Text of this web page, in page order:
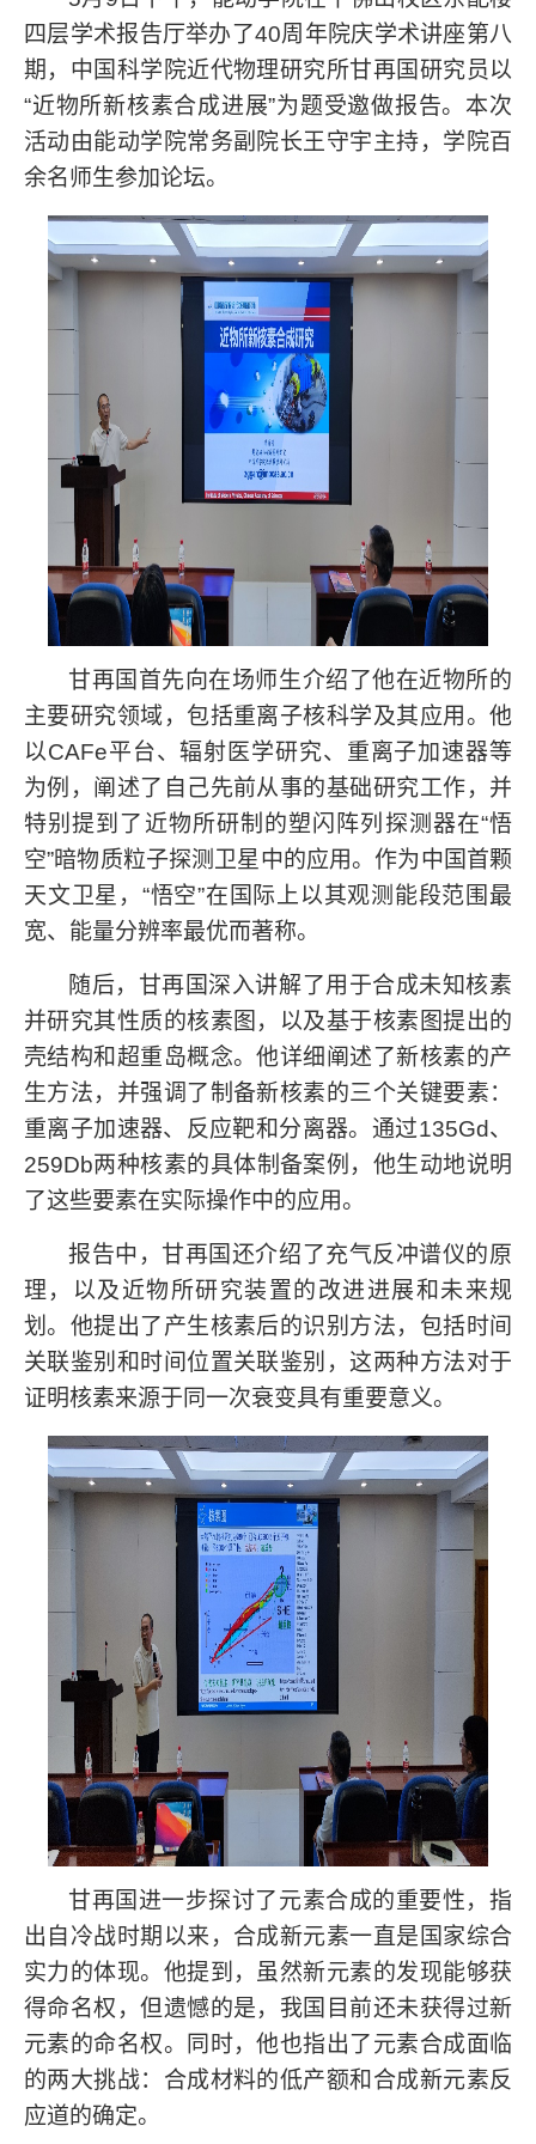
四层学术报告厅举办了40周年院庆学术讲座第八
期，中国科学院近代物理研究所甘再国研究员以
“近物所新核素合成进展”为题受邀做报告。本次
活动由能动学院常务副院长王守宇主持，学院百
余名师生参加论坛。
甘再国首先向在场师生介绍了他在近物所的
主要研究领域，包括重离子核科学及其应用。他
以CAFe平台、辐射医学研究、重离子加速器等
为例，阐述了自己先前从事的基础研究工作，并
特别提到了近物所研制的塑闪阵列探测器在“悟
空”暗物质粒子探测卫星中的应用。作为中国首颗
天文卫星， “悟空”在国际上以其观测能段范围最
宽、能量分辨率最优而著称。
随后，甘再国深入讲解了用于合成未知核素
并研究其性质的核素图，以及基于核素图提出的
壳结构和超重岛概念。他详细阐述了新核素的产
生方法，并强调了制备新核素的三个关键要素：
重离子加速器、反应靶和分离器。通过135Gd、
259Db两种核素的具体制备案例，他生动地说明
了这些要素在实际操作中的应用。
报告中，甘再国还介绍了充气反冲谱仪的原
理，以及近物所研究装置的改进进展和未来规
划。他提出了产生核素后的识别方法，包括时间
关联鉴别和时间位置关联鉴别，这两种方法对于
证明核素来源于同一次衰变具有重要意义。
甘再国进一步探讨了元素合成的重要性，指
出自冷战时期以来，合成新元素一直是国家综合
实力的体现。他提到，虽然新元素的发现能够获
得命名权，但遗憾的是，我国目前还未获得过新
元素的命名权。同时，他也指出了元素合成面临
的两大挑战：合成材料的低产额和合成新元素反
应道的确定。